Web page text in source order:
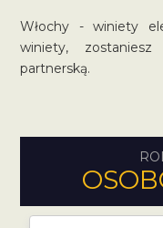
Włochy - winiety
winiety,
partnerską.